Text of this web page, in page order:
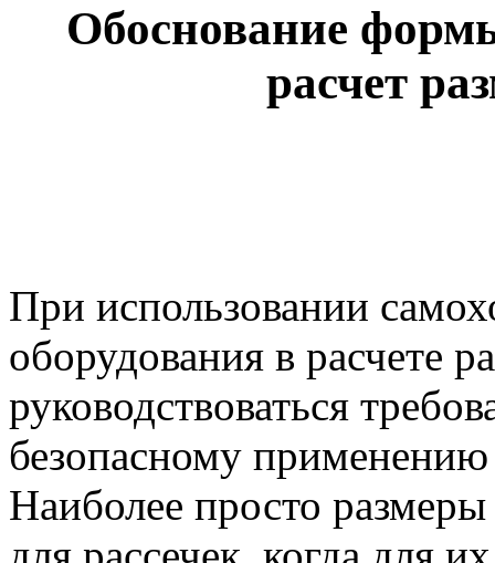
Обоснование
расчет
При использовании
оборудования в расчете
руководствоваться
безопасному применению
Наиболее просто